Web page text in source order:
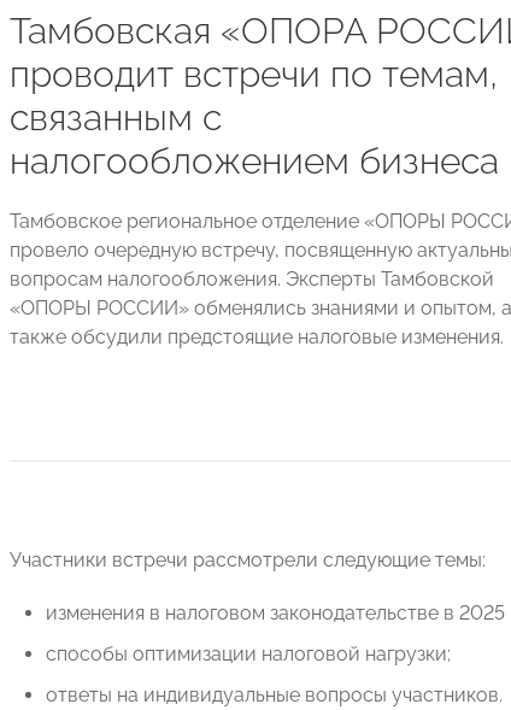
Тамбовская «ОПОРА
проводит встречи по темам,
связанным с
налогообложением бизнеса
Тамбовское региональное отделение «ОПОРЫ
провело очередную встречу, посвященную
вопросам налогообложения. Эксперты Тамбовской
«ОПОРЫ РОССИИ» обменялись знаниями и опытом, а
также обсудили предстоящие налоговые изменения.
Участники встречи рассмотрели следующие темы:
изменения в налоговом законодательстве в 2025
способы оптимизации налоговой нагрузки;
ответы на индивидуальные вопросы участников.